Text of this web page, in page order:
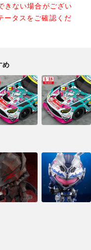
きない場合がござい
ータスをご確認くだ
め